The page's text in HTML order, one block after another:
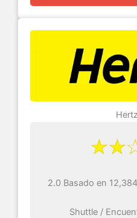
2.0 Basado en
Shuttle /